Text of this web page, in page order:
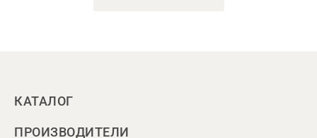
КАТАЛОГ
ПРОИЗВОДИТЕЛИ